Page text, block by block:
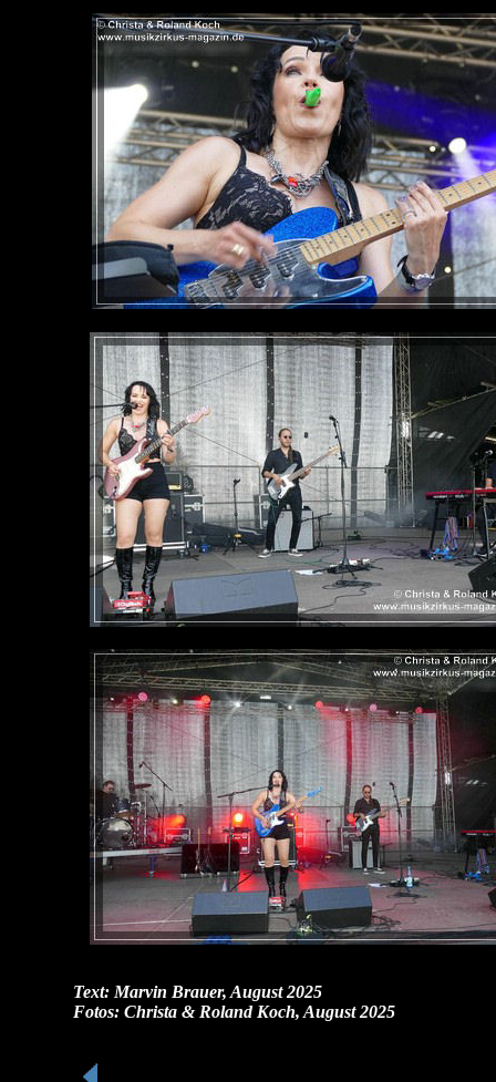
Text: Marvin Brauer, August 2025
Fotos: Christa & Roland Koch, August 2025